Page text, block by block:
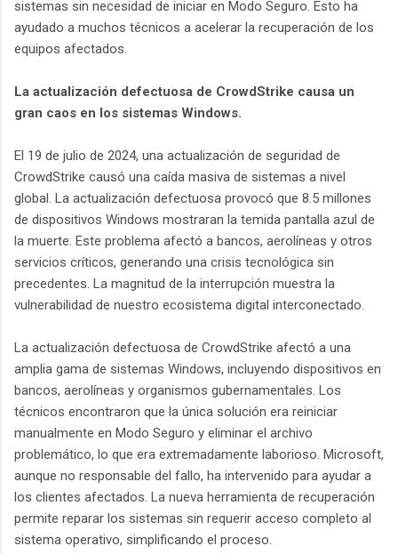
sistemas sin necesidad de iniciar en Modo Seguro. Esto ha
ayudado a muchos técnicos a acelerar la recuperación de los
equipos afectados.
La actualización defectuosa de CrowdStrike causa un
gran caos en los sistemas Windows.
El 19 de julio de 2024, una actualización de seguridad de
CrowdStrike causó una caída masiva de sistemas a nivel
global. La actualización defectuosa provocó que 8.5 millones
de dispositivos Windows mostraran la temida pantalla azul de
la muerte. Este problema afectó a bancos, aerolíneas y otros
servicios críticos, generando una crisis tecnológica sin
precedentes. La magnitud de la interrupción muestra la
vulnerabilidad de nuestro ecosistema digital interconectado.
La actualización defectuosa de CrowdStrike afectó a una
amplia gama de sistemas Windows, incluyendo dispositivos en
bancos, aerolíneas y organismos gubernamentales. Los
técnicos encontraron que la única solución era reiniciar
manualmente en Modo Seguro y eliminar el archivo
problemático, lo que era extremadamente laborioso. Microsoft,
aunque no responsable del fallo, ha intervenido para ayudar a
los clientes afectados. La nueva herramienta de recuperación
permite reparar los sistemas sin requerir acceso completo al
sistema operativo, simplificando el proceso.